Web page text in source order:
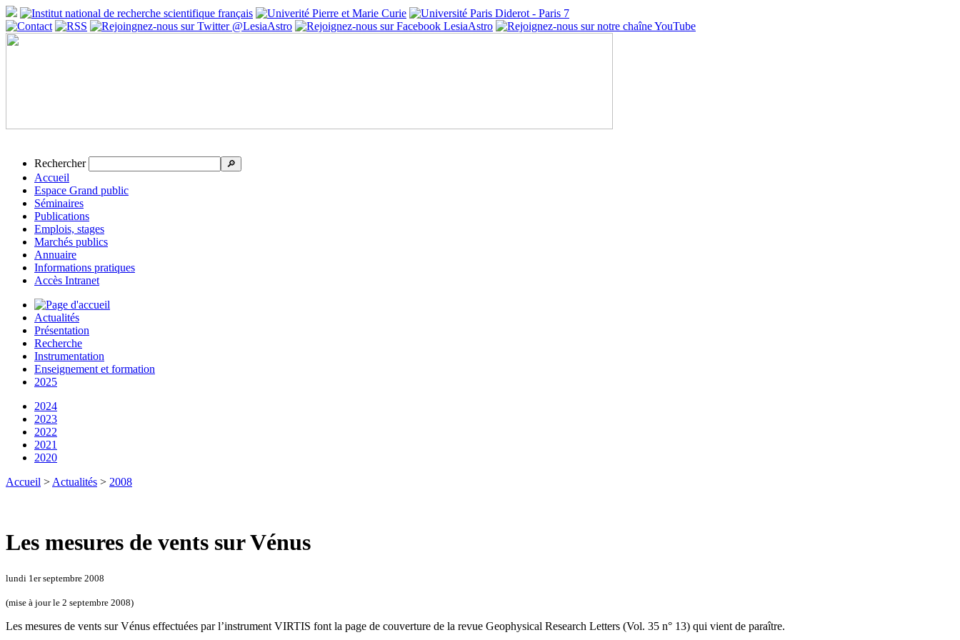
Rechercher 🔎
Accueil
Espace Grand public
Séminaires
Publications
Emplois, stages
Marchés publics
Annuaire
Informations pratiques
Accès Intranet
Actualités
Présentation
Recherche
Instrumentation
Enseignement et formation
2025
2024
2023
2022
2021
2020
Accueil > Actualités > 2008
Les mesures de vents sur Vénus
lundi 1er septembre 2008
(mise à jour le 2 septembre 2008)
Les mesures de vents sur Vénus effectuées par l’instrument VIRTIS font la page de couverture de la revue Geophysical Research Letters (Vol. 35 n° 13) qui vient de paraître.